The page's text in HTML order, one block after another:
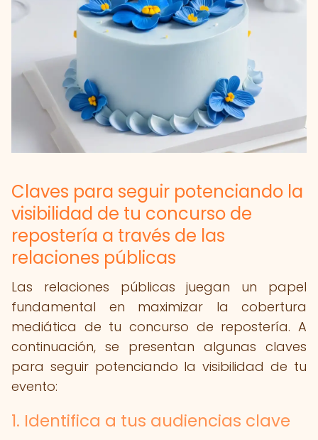
Claves para seguir potenciando la
visibilidad de tu concurso de
repostería a través de las
relaciones públicas
Las relaciones públicas juegan un papel
fundamental en maximizar la cobertura
mediática de tu concurso de repostería. A
continuación, se presentan algunas claves
para seguir potenciando la visibilidad de tu
evento:
1. Identifica a tus audiencias clave